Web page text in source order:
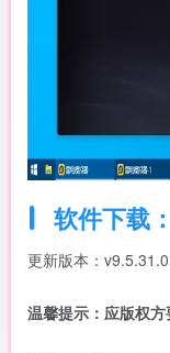
软件下载：
更新版本：v9.5.31.0
温馨提示： 应版权